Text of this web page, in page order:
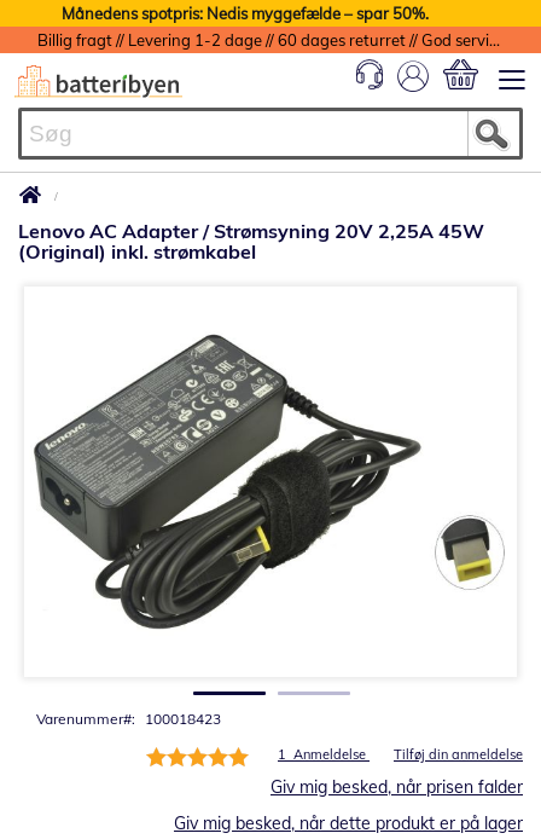
Månedens spotpris: Nedis myggefælde – spar 50%.
Billig fragt // Levering 1-2 dage // 60 dages returret // God service med garanti
Lenovo AC Adapter / Strømsyning 20V 2,25A 45W
(Original) inkl. strømkabel
Varenummer 100018423
Bedømmelse:
1 Anmeldelse Tilføj din anmeldelse
Giv mig besked, når prisen falder
Giv mig besked, når dette produkt er på lager
billedgalleriet